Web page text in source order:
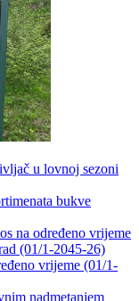
u lovnoj sezoni
bukve
na određeno vrijeme
(01/1-2045-26)
vrijeme (01/1-
nadmetanjem